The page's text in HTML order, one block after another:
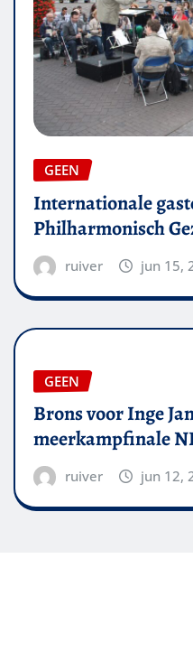
GEEN
Internationale
Philharmonisch
ruiver jun 15,
GEEN
Brons voor Inge
meerkampfinale
ruiver jun 12,